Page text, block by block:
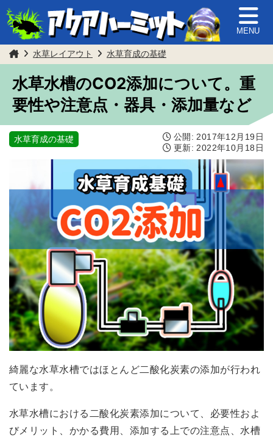
MENU
水草レイアウト 水草育成の基礎
水草水槽のCO2添加について。重
要性や注意点・器具・添加量など
水草育成の基礎 公開:2017年12月19日
更新:2022年10月18日
綺麗な水草水槽ではほとんど二酸化炭素の添加が行われ
ています。
水草水槽における二酸化炭素添加について、必要性およ
びメリット、かかる費用、添加する上での注意点、水槽